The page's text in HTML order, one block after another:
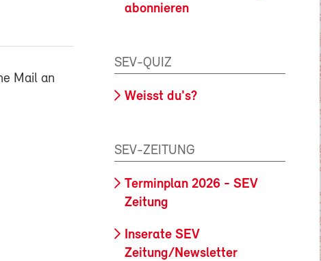
Mail an
abonnieren
SEV-QUIZ
Weisst du's?
SEV-ZEITUNG
Terminplan 2026 - SEV
Zeitung
Inserate SEV
Zeitung/Newsletter